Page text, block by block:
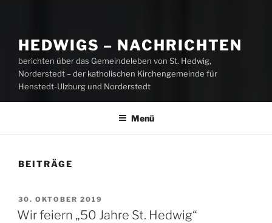
HEDWIGS – NACHRICHTEN
berichten über das Gemeindeleben von St. Hedwig,
Norderstedt – der katholischen Kirchengemeinde für
Henstedt-Ulzburg und Norderstedt
Menü
BEITRÄGE
VERÖFFENTLICHT
AM
30. OKTOBER 2019
Wir feiern „50 Jahre St. Hedwig“